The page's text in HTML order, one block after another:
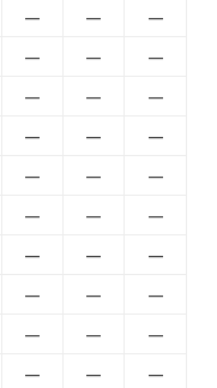
— —
—
— —
—
— —
—
— —
—
— —
—
— —
—
— —
—
— —
—
— —
—
— —
—